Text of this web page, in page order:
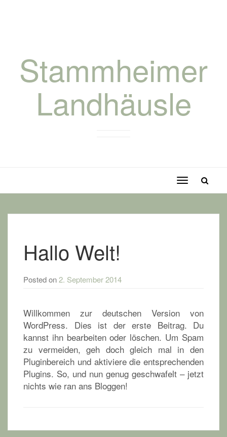
Stammheimer
Landhäusle
Toggle
navigation
Hallo Welt!
Posted on2. September 2014
Willkommen zur deutschen Version von
WordPress. Dies ist der erste Beitrag. Du
kannst ihn bearbeiten oder löschen. Um Spam
zu vermeiden, geh doch gleich mal in den
Pluginbereich und aktiviere die entsprechenden
Plugins. So, und nun genug geschwafelt – jetzt
nichts wie ran ans Bloggen!